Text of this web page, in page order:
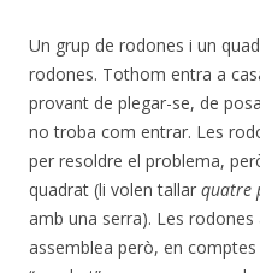
Un grup de rodones i un
rodones. Tothom entra a
provant de plegar-se, de
no troba com entrar. Les
per resoldre el problema,
quadrat (li volen tallar quatre
amb una serra). Les
assemblea però, en